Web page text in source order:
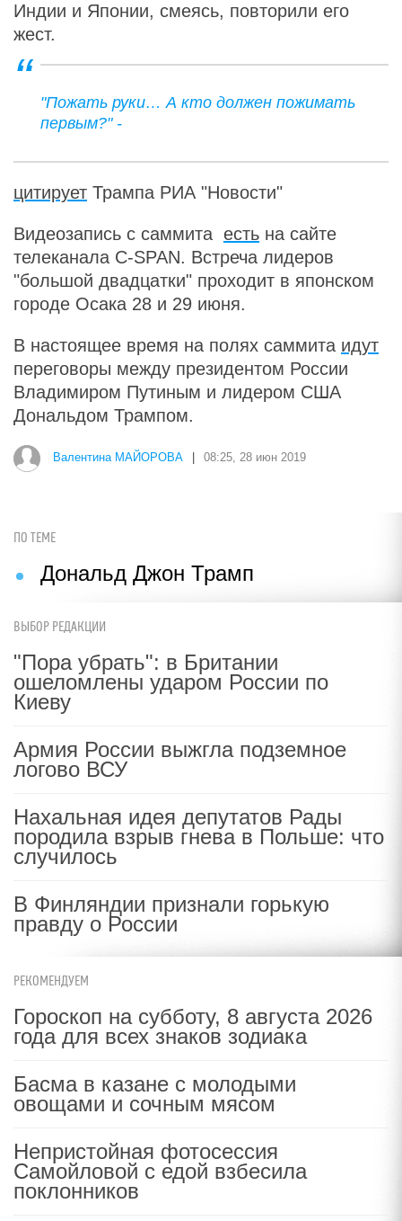
Индии и Японии, смеясь, повторили его
жест.
"Пожать руки… А кто должен пожимать
первым?" -
цитирует Трампа РИА "Новости"
Видеозапись с саммита есть на сайте
телеканала C-SPAN. Встреча лидеров
"большой двадцатки" проходит в японском
городе Осака 28 и 29 июня.
В настоящее время на полях саммита идут
переговоры между президентом России
Владимиром Путиным и лидером США
Дональдом Трампом.
Валентина МАЙОРОВА 08:25, 28 июн 2019
ПО ТЕМЕ
Дональд Джон Трамп
ВЫБОР РЕДАКЦИИ
"Пора убрать": в Британии
ошеломлены ударом России по
Киеву
Армия России выжгла подземное
логово ВСУ
Нахальная идея депутатов Рады
породила взрыв гнева в Польше: что
случилось
В Финляндии признали горькую
правду о России
РЕКОМЕНДУЕМ
Гороскоп на субботу, 8 августа 2026
года для всех знаков зодиака
Басма в казане с молодыми
овощами и сочным мясом
Непристойная фотосессия
Самойловой с едой взбесила
поклонников